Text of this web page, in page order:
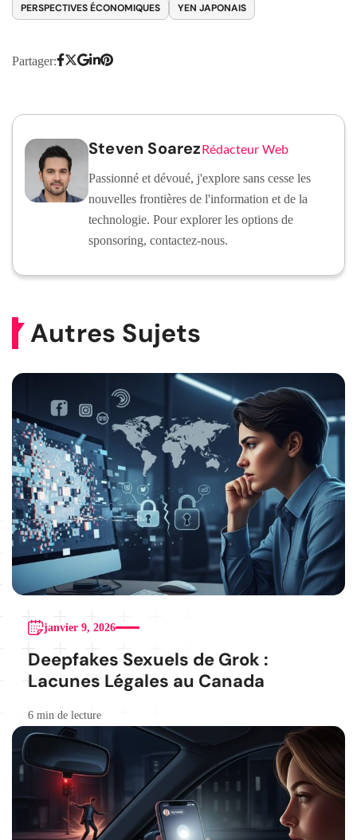
PERSPECTIVES ÉCONOMIQUES YEN JAPONAIS
Partager:
Steven SoarezRédacteur Web
Passionné et dévoué, j'explore sans cesse les
nouvelles frontières de l'information et de la
technologie. Pour explorer les options de
sponsoring, contactez-nous.
Autres Sujets
janvier 9, 2026
Deepfakes Sexuels de Grok :
Lacunes Légales au Canada
6 min de lecture